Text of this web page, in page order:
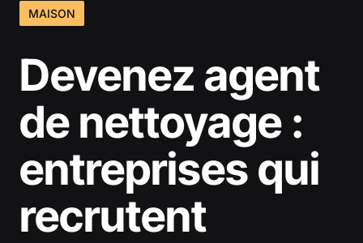
MAISON
Devenez agent
de nettoyage :
entreprises qui
recrutent